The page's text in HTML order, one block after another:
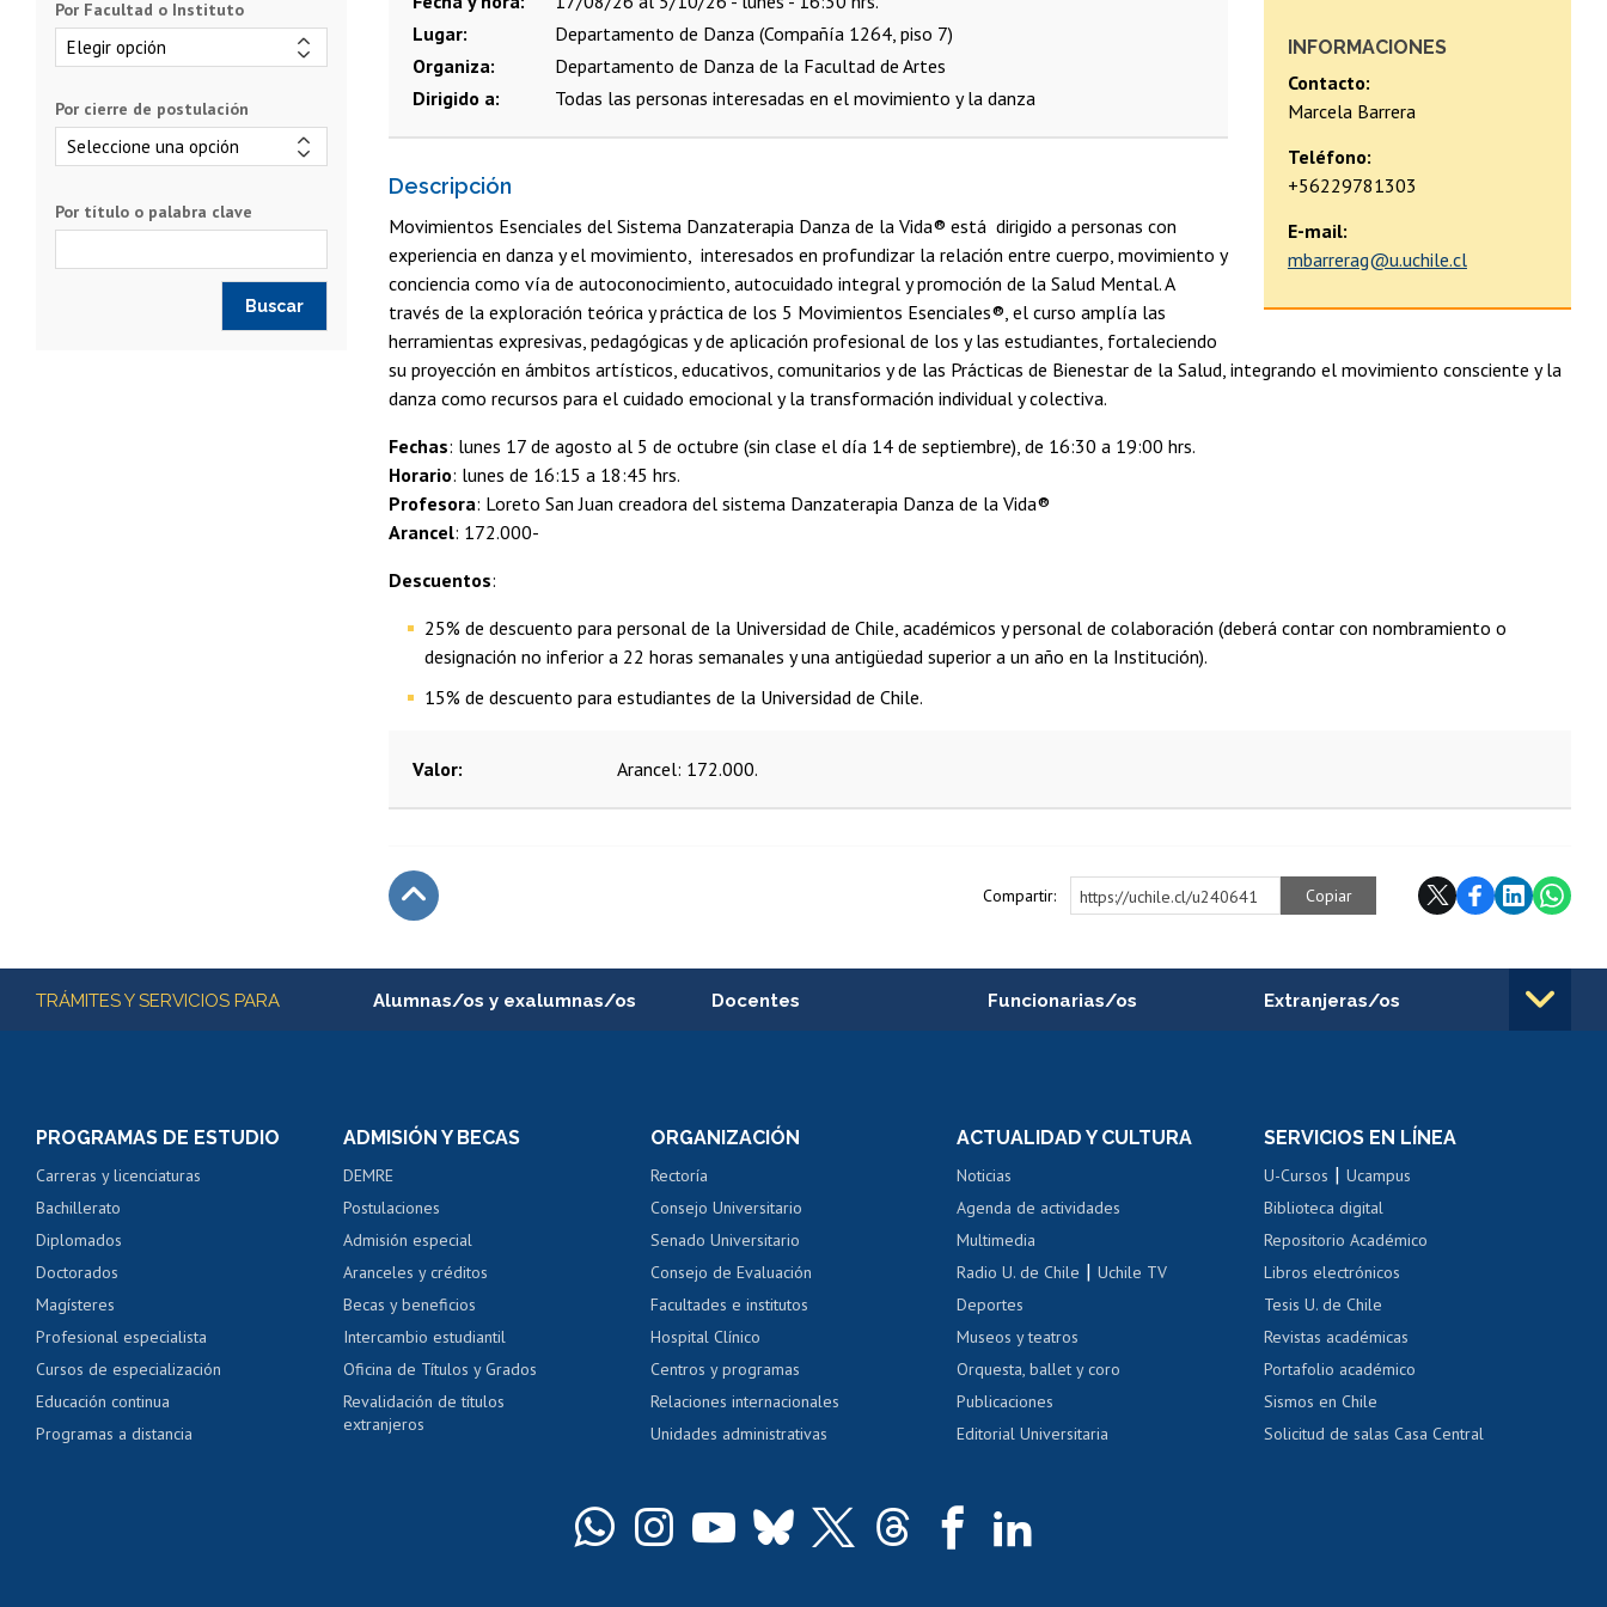
INFORMACIONES
Contacto:
Marcela Barrera
Teléfono:
+56229781303
E-mail:
mbarrerag@u.uchile.cl
Lugar
Departamento de Danza (Compañía 1264, piso 7)
Organiza
Departamento de Danza de la Facultad de Artes
Dirigido a
Todas las personas interesadas en el movimiento y la danza
Descripción
Movimientos Esenciales del Sistema Danzaterapia Danza de la Vida® está dirigido a personas con
experiencia en danza y el movimiento, interesados en profundizar la relación entre cuerpo, movimiento y
conciencia como vía de autoconocimiento, autocuidado integral y promoción de la Salud Mental. A
través de la exploración teórica y práctica de los 5 Movimientos Esenciales®, el curso amplía las
herramientas expresivas, pedagógicas y de aplicación profesional de los y las estudiantes, fortaleciendo
su proyección en ámbitos artísticos, educativos, comunitarios y de las Prácticas de Bienestar de la Salud, integrando el movimiento consciente y la
danza como recursos para el cuidado emocional y la transformación individual y colectiva.
Fechas: lunes 17 de agosto al 5 de octubre (sin clase el día 14 de septiembre), de 16:30 a 19:00 hrs.
Horario: lunes de 16:15 a 18:45 hrs.
Profesora: Loreto San Juan creadora del sistema Danzaterapia Danza de la Vida®
Arancel: 172.000-
Descuentos:
25% de descuento para personal de la Universidad de Chile, académicos y personal de colaboración (deberá contar con nombramiento o
designación no inferior a 22 horas semanales y una antigüedad superior a un año en la Institución).
15% de descuento para estudiantes de la Universidad de Chile.
Valor Arancel: 172.000.
Compartir: https://uchile.cl/u240641 Copiar
Por Facultad o Instituto
Por cierre de postulación
Por título o palabra clave
Más información
TRÁMITES Y SERVICIOS PARA Alumnas/os y exalumnas/os
Servicio médico y dental
Pago de arancel y crédito alumnos
Pago de arancel y crédito exalumnos
Certificado de títulos y grados
Docentes
Perfeccionamiento
Evaluación docente
Calificación académica
Postulación al AUCAI
Funcionarias/os
Portal de movilidad interna
Certificado de renta
Certificado de renta
Extranjeras/os
Cursos de español
Mi Uchile Ayuda tecnológica Tarjeta TUI Acoso laboral, sexual y violencia Denuncias administrativas
PROGRAMAS DE ESTUDIO
Carreras y licenciaturas
Bachillerato
Diplomados
Doctorados
Magísteres
Profesional especialista
Cursos de especialización
Educación continua
Programas a distancia
ADMISIÓN Y BECAS
DEMRE
Postulaciones
Admisión especial
Aranceles y créditos
Becas y beneficios
Intercambio estudiantil
Oficina de Títulos y Grados
Revalidación de títulos
extranjeros
ORGANIZACIÓN
Rectoría
Consejo Universitario
Senado Universitario
Consejo de Evaluación
Facultades e institutos
Hospital Clínico
Centros y programas
Relaciones internacionales
Unidades administrativas
ACTUALIDAD Y CULTURA
Noticias
Agenda de actividades
Multimedia
Radio U. de Chile |Uchile TV
Deportes
Museos y teatros
Orquesta, ballet y coro
Publicaciones
Editorial Universitaria
SERVICIOS EN LÍNEA
U-Cursos |Ucampus
Biblioteca digital
Repositorio Académico
Libros electrónicos
Tesis U. de Chile
Revistas académicas
Portafolio académico
Sismos en Chile
Solicitud de salas Casa Central